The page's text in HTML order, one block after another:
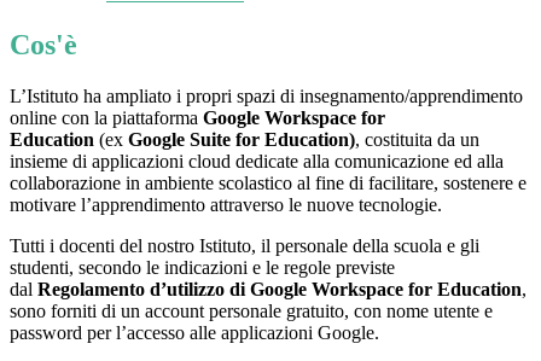
Cos'è
L’Istituto ha ampliato i propri spazi di insegnamento/apprendimento
online con la piattaforma Google Workspace for
Education (ex Google Suite for Education), costituita da un
insieme di applicazioni cloud dedicate alla comunicazione ed alla
collaborazione in ambiente scolastico al fine di facilitare, sostenere e
motivare l’apprendimento attraverso le nuove tecnologie.
Tutti i docenti del nostro Istituto, il personale della scuola e gli
studenti, secondo le indicazioni e le regole previste
dal Regolamento d’utilizzo di Google Workspace for Education,
sono forniti di un account personale gratuito, con nome utente e
password per l’accesso alle applicazioni Google.